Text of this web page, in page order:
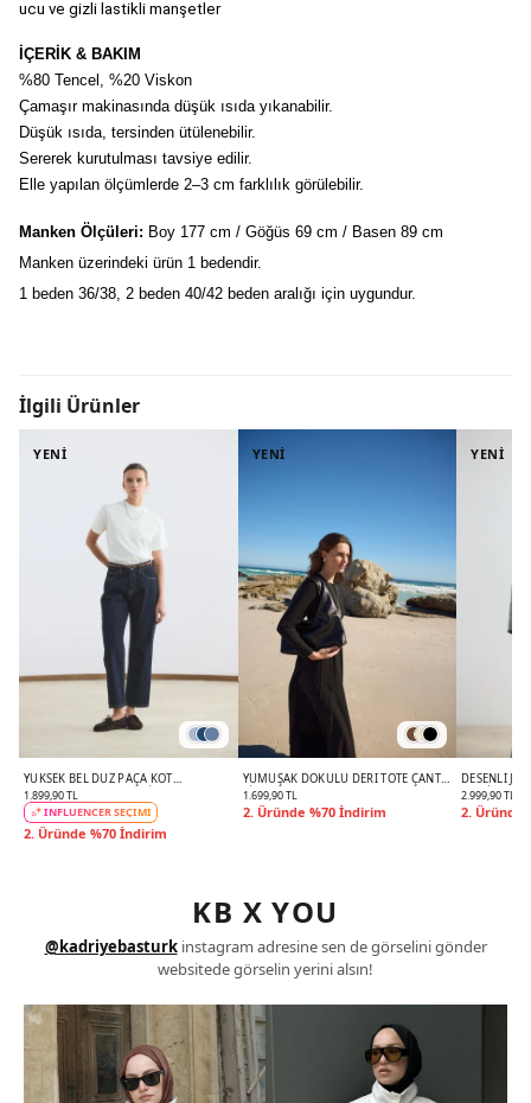
ucu ve gizli lastikli manşetler
İÇERİK & BAKIM
%80 Tencel, %20 Viskon
Çamaşır makinasında düşük ısıda yıkanabilir.
Düşük ısıda, tersinden ütülenebilir.
Sererek kurutulması tavsiye edilir.
Elle yapılan ölçümlerde 2–3 cm farklılık görülebilir.
Manken Ölçüleri: Boy 177 cm / Göğüs 69 cm / Basen 89 cm
Manken üzerindeki ürün 1 bedendir.
1 beden 36/38, 2 beden 40/42 beden aralığı için uygundur.
İlgili Ürünler
YENİ
YÜKSEK BEL DÜZ PAÇA KOT
PANTOLON KOYU MAVI
1.899,90 TL
INFLUENCER SEÇİMİ
2. Üründe %70 İndirim
YENİ
YUMUŞAK DOKULU DERI TOTE ÇANTA
SIYAH
1.699,90 TL
2. Üründe %70 İndirim
YENİ
DESENLI
MAVI
2.999,90 TL
2. Üründe
KB X YOU
@kadriyebasturk instagram adresine sen de görselini gönder
websitede görselin yerini alsın!